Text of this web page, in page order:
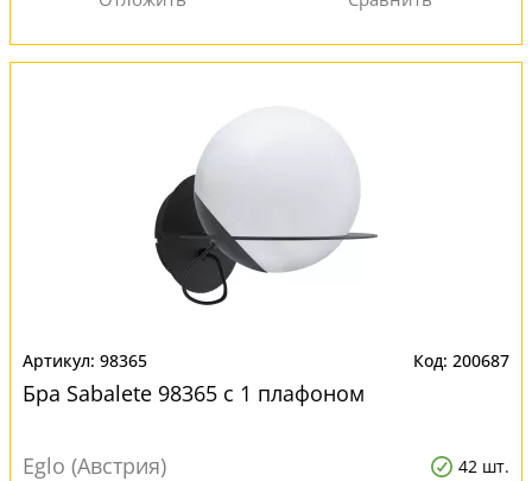
98365 200687
Бра Sabalete 98365 с 1 плафоном
Eglo (Австрия) 42 шт.